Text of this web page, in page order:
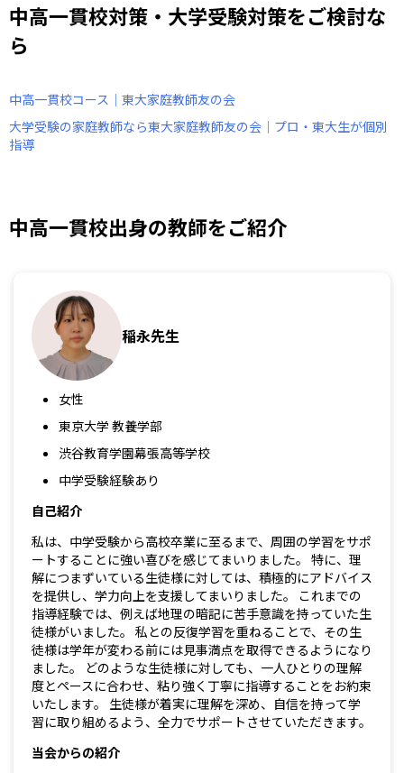
中高一貫校対策・大学受験対策をご検討な
ら
中高一貫校コース｜東大家庭教師友の会
大学受験の家庭教師なら東大家庭教師友の会｜プロ・東大生が個別
指導
中高一貫校出身の教師をご紹介
稲永先生
女性
東京大学 教養学部
渋谷教育学園幕張高等学校
中学受験経験あり
自己紹介
私は、中学受験から高校卒業に至るまで、周囲の学習をサポ
ートすることに強い喜びを感じてまいりました。 特に、理
解につまずいている生徒様に対しては、積極的にアドバイス
を提供し、学力向上を支援してまいりました。 これまでの
指導経験では、例えば地理の暗記に苦手意識を持っていた生
徒様がいました。 私との反復学習を重ねることで、その生
徒様は学年が変わる前には見事満点を取得できるようになり
ました。 どのような生徒様に対しても、一人ひとりの理解
度とペースに合わせ、粘り強く丁寧に指導することをお約束
いたします。 生徒様が着実に理解を深め、自信を持って学
習に取り組めるよう、全力でサポートさせていただきます。
当会からの紹介